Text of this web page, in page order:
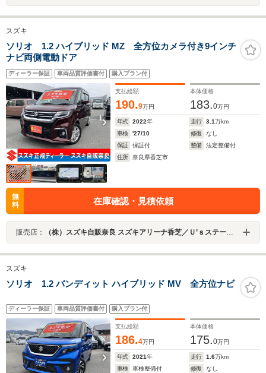
スズキ
ソリオ 1.2 ハイブリッド MZ 全方位カメラ付き9インチ
ナビ両側電動ドア
ディーラー保証 車両品質評価書付 購入プラン付
支払総額
190.9万円
本体価格
183.0万円
年式 2022年 走行 3.1万km
車検
'27/10 修復
なし
保証
保証付 整備
法定整備付
住所
奈良県香芝市
無
料
在庫確認・見積依頼
販売店： （株）スズキ自販奈良 スズキアリーナ香芝／Ｕ’ｓステーション香芝
スズキ
ソリオ 1.2 バンディット ハイブリッド MV 全方位ナビ
ディーラー保証 車両品質評価書付 購入プラン付
支払総額
186.4万円
本体価格
175.0万円
年式 2021年 走行 1.6万km
車検
車検整備付 修復
なし